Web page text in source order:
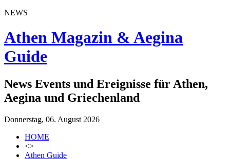
NEWS
Athen Magazin & Aegina
Guide
News Events und Ereignisse für Athen,
Aegina und Griechenland
Donnerstag, 06. August 2026
HOME
<>
Athen Guide